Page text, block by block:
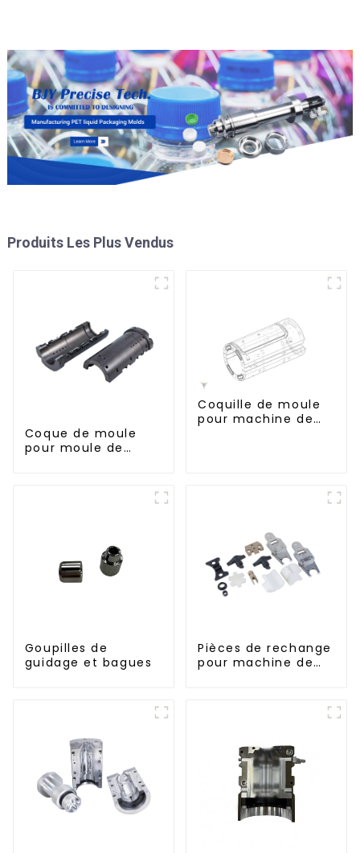
Produits Les Plus Vendus
Coque de moule
pour moule de
Coquille de moule
pour machine de
Goupilles de
guidage et bagues
Pièces de rechange
pour machine de